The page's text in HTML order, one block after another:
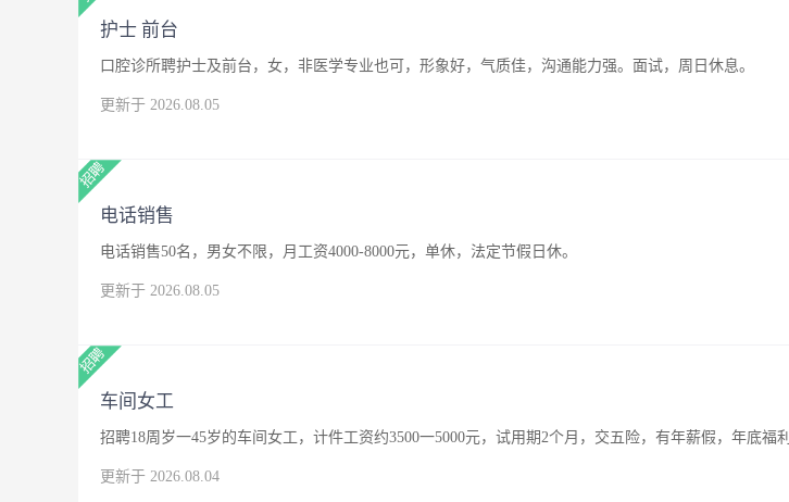
护士 前台
口腔诊所聘护士及前台，女，非医学专业也可，形象好，气质佳，沟通能力强。面试，周日休息。
更新于 2026.08.05
电话销售
电话销售50名，男女不限，月工资4000-8000元，单休，法定节假日休。
更新于 2026.08.05
车间女工
招聘18周岁一45岁的车间女工，计件工资约3500一5000元，试用期2个月，交五险，有年薪假，年底福利
更新于 2026.08.04